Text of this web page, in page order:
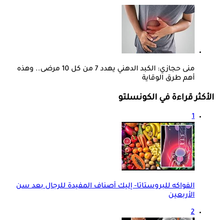
منى حجازي: الكبد الدهني يهدد 7 من كل 10 مرضى.. وهذه
أهم طرق الوقاية
الأكثر قراءة في الكونسلتو
1
الفواكه للبروستاتا- إليك أصناف المفيدة للرجال بعد سن
الأربعين
2